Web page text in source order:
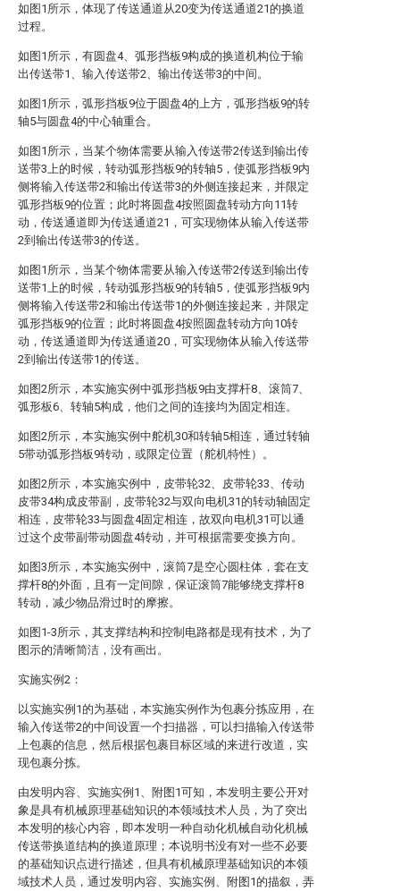
如图1所示，体现了传送通道从20变为传送通道21的换道
过程。
如图1所示，有圆盘4、弧形挡板9构成的换道机构位于输
出传送带1、输入传送带2、输出传送带3的中间。
如图1所示，弧形挡板9位于圆盘4的上方，弧形挡板9的转
轴5与圆盘4的中心轴重合。
如图1所示，当某个物体需要从输入传送带2传送到输出传
送带3上的时候，转动弧形挡板9的转轴5，使弧形挡板9内
侧将输入传送带2和输出传送带3的外侧连接起来，并限定
弧形挡板9的位置；此时将圆盘4按照圆盘转动方向11转
动，传送通道即为传送通道21，可实现物体从输入传送带
2到输出传送带3的传送。
如图1所示，当某个物体需要从输入传送带2传送到输出传
送带1上的时候，转动弧形挡板9的转轴5，使弧形挡板9内
侧将输入传送带2和输出传送带1的外侧连接起来，并限定
弧形挡板9的位置；此时将圆盘4按照圆盘转动方向10转
动，传送通道即为传送通道20，可实现物体从输入传送带
2到输出传送带1的传送。
如图2所示，本实施实例中弧形挡板9由支撑杆8、滚筒7、
弧形板6、转轴5构成，他们之间的连接均为固定相连。
如图2所示，本实施实例中舵机30和转轴5相连，通过转轴
5带动弧形挡板9转动，或限定位置（舵机特性）。
如图2所示，本实施实例中，皮带轮32、皮带轮33、传动
皮带34构成皮带副，皮带轮32与双向电机31的转动轴固定
相连，皮带轮33与圆盘4固定相连，故双向电机31可以通
过这个皮带副带动圆盘4转动，并可根据需要变换方向。
如图3所示，本实施实例中，滚筒7是空心圆柱体，套在支
撑杆8的外面，且有一定间隙，保证滚筒7能够绕支撑杆8
转动，减少物品滑过时的摩擦。
如图1-3所示，其支撑结构和控制电路都是现有技术，为了
图示的清晰简洁，没有画出。
实施实例2：
以实施实例1的为基础，本实施实例作为包裹分拣应用，在
输入传送带2的中间设置一个扫描器，可以扫描输入传送带
上包裹的信息，然后根据包裹目标区域的来进行改道，实
现包裹分拣。
由发明内容、实施实例1、附图1可知，本发明主要公开对
象是具有机械原理基础知识的本领域技术人员，为了突出
本发明的核心内容，即本发明一种自动化机械自动化机械
传送带换道结构的换道原理；本说明书没有对一些不必要
的基础知识点进行描述，但具有机械原理基础知识的本领
域技术人员，通过发明内容、实施实例、附图1的描叙，弄